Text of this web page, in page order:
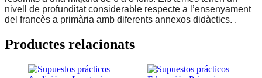
nivell de profunditat considerable respecte a l’ensenyament
del francès a primària amb diferents annexos didàctics. .
Productes relacionats